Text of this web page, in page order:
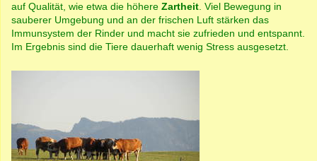
auf Qualität, wie etwa die höhere Zartheit . Viel Bewegung in
sauberer Umgebung und an der frischen Luft stärken das
Immunsystem der Rinder und macht sie zufrieden und entspannt.
Im Ergebnis sind die Tiere dauerhaft wenig Stress ausgesetzt.